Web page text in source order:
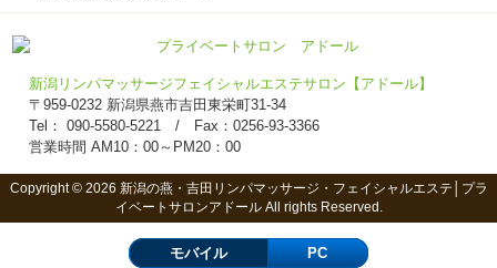
新潟リンパマッサージフェイシャルエステサロン【アドール】
〒959-0232 新潟県燕市吉田東栄町31-34
Tel： 090-5580-5221 / Fax：0256-93-3366
営業時間 AM10：00～PM20：00
Copyright © 2026 新潟の燕・吉田リンパマッサージ・フェイシャルエステ│プラ
イベートサロンアドール All rights Reserved.
モバイル PC